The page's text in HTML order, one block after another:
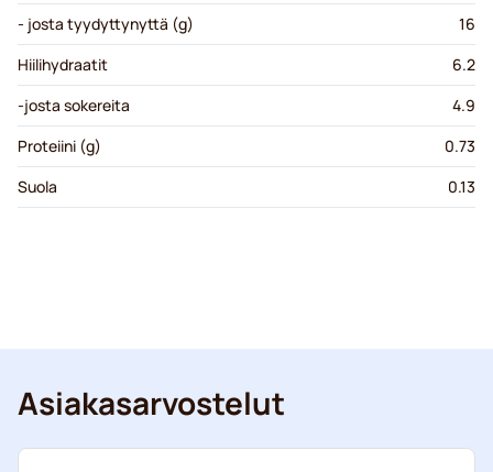
- josta tyydyttynyttä (g)
16
Hiilihydraatit
6.2
-josta sokereita
4.9
Proteiini (g)
0.73
Suola
0.13
Asiakasarvostelut